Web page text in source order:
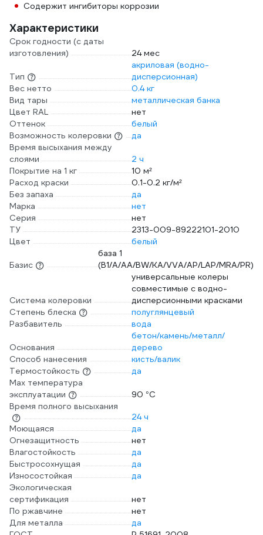
Содержит ингибиторы коррозии
Характеристики
Срок годности (с даты
изготовления)
24 мес
Тип
акриловая (водно-
дисперсионная)
Вес нетто
0.4 кг
Вид тары
металлическая банка
Цвет RAL
нет
Оттенок
белый
Возможность колеровки
да
Время высыхания между
слоями
2 ч
Покрытие на 1 кг
10 м²
Расход краски
0.1-0.2 кг/м²
Без запаха
да
Марка
нет
Серия
нет
ТУ
2313-009-89222101-2010
Цвет
белый
Базис
база 1
(B1/A/AA/BW/KA/VVA/AP/LAP/MRA/PR)
Система колеровки
универсальные колеры
совместимые с водно-
дисперсионными красками
Степень блеска
полуглянцевый
Разбавитель
вода
Основания
бетон/камень/металл/
дерево
Способ нанесения
кисть/валик
Термостойкость
да
Max температура
эксплуатации
90 °С
Время полного высыхания
24 ч
Моющаяся
да
Огнезащитность
нет
Влагостойкость
да
Быстросохнущая
да
Износостойкая
да
Экологическая
сертификация
нет
По ржавчине
нет
Для металла
да